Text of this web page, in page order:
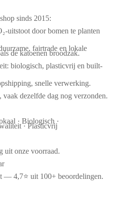
sinds 2015:
uitstoot door bomen te planten
fairtrade en lokale
de katoenen broodzak.
biologisch, plasticvrij en built-
snelle verwerking.
dezelfde dag nog verzonden.
· Biologisch ·
· Plasticvrij
uit onze voorraad.
— 4,7⭐ uit 100+ beoordelingen.